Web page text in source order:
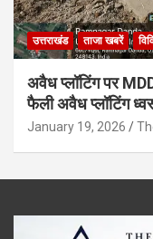
उत्तराखंड ताजा खबरें
अवैध प्लॉटिंग पर
फैली अवैध प्लॉटिंग
January 19, 2026